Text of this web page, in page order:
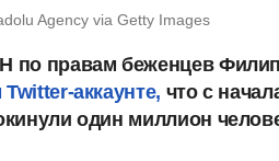
Agency via Getty Images
по правам беженцев
аккаунте, что с
один миллион